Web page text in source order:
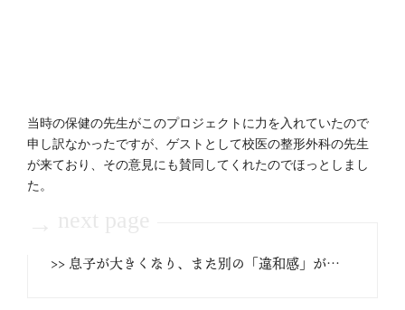
当時の保健の先生がこのプロジェクトに力を入れていたので
申し訳なかったですが、ゲストとして校医の整形外科の先生
が来ており、その意見にも賛同してくれたのでほっとしまし
た。
>> 息子が大きくなり、また別の「違和感」が…